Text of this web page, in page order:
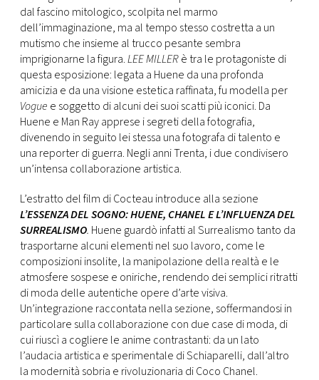
dal fascino mitologico, scolpita nel marmo
dell’immaginazione, ma al tempo stesso costretta a un
mutismo che insieme al trucco pesante sembra
imprigionarne la figura.LEE MILLERè tra le protagoniste di
questa esposizione: legata a Huene da una profonda
amicizia e da una visione estetica raffinata, fu modella per
Vogue e soggetto di alcuni dei suoi scatti più iconici. Da
Huene e Man Ray apprese i segreti della fotografia,
divenendo in seguito lei stessa una fotografa di talento e
una reporter di guerra. Negli anni Trenta, i due condivisero
un’intensa collaborazione artistica.
L’estratto del film di Cocteau introduce alla sezione
L’ESSENZA DEL SOGNO: HUENE, CHANEL E L’INFLUENZA DEL
SURREALISMO. Huene guardò infatti al Surrealismo tanto da
trasportarne alcuni elementi nel suo lavoro, come le
composizioni insolite, la manipolazione della realtà e le
atmosfere sospese e oniriche, rendendo dei semplici ritratti
di moda delle autentiche opere d’arte visiva.
Un’integrazione raccontata nella sezione, soffermandosi in
particolare sulla collaborazione con due case di moda, di
cui riuscì a cogliere le anime contrastanti: da un lato
l’audacia artistica e sperimentale di Schiaparelli, dall’altro
la modernità sobria e rivoluzionaria di Coco Chanel.